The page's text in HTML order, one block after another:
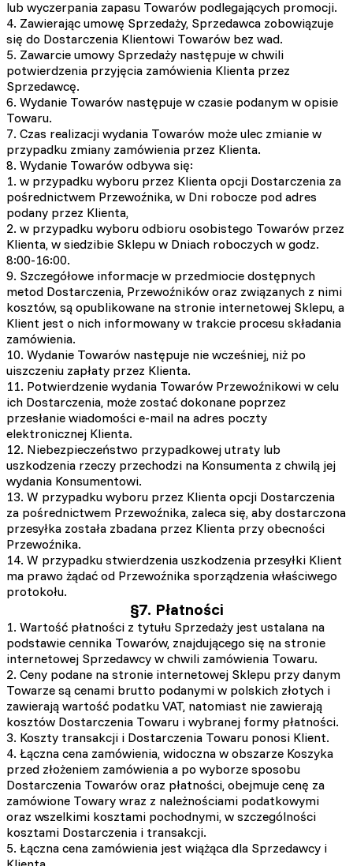
lub wyczerpania zapasu Towarów podlegających promocji.
4. Zawierając umowę Sprzedaży, Sprzedawca zobowiązuje
się do Dostarczenia Klientowi Towarów bez wad.
5. Zawarcie umowy Sprzedaży następuje w chwili
potwierdzenia przyjęcia zamówienia Klienta przez
Sprzedawcę.
6. Wydanie Towarów następuje w czasie podanym w opisie
Towaru.
7. Czas realizacji wydania Towarów może ulec zmianie w
przypadku zmiany zamówienia przez Klienta.
8. Wydanie Towarów odbywa się:
1. w przypadku wyboru przez Klienta opcji Dostarczenia za
pośrednictwem Przewoźnika, w Dni robocze pod adres
podany przez Klienta,
2. w przypadku wyboru odbioru osobistego Towarów przez
Klienta, w siedzibie Sklepu w Dniach roboczych w godz.
8:00-16:00.
9. Szczegółowe informacje w przedmiocie dostępnych
metod Dostarczenia, Przewoźników oraz związanych z nimi
kosztów, są opublikowane na stronie internetowej Sklepu, a
Klient jest o nich informowany w trakcie procesu składania
zamówienia.
10. Wydanie Towarów następuje nie wcześniej, niż po
uiszczeniu zapłaty przez Klienta.
11. Potwierdzenie wydania Towarów Przewoźnikowi w celu
ich Dostarczenia, może zostać dokonane poprzez
przesłanie wiadomości e-mail na adres poczty
elektronicznej Klienta.
12. Niebezpieczeństwo przypadkowej utraty lub
uszkodzenia rzeczy przechodzi na Konsumenta z chwilą jej
wydania Konsumentowi.
13. W przypadku wyboru przez Klienta opcji Dostarczenia
za pośrednictwem Przewoźnika, zaleca się, aby dostarczona
przesyłka została zbadana przez Klienta przy obecności
Przewoźnika.
14. W przypadku stwierdzenia uszkodzenia przesyłki Klient
ma prawo żądać od Przewoźnika sporządzenia właściwego
protokołu.
§7. Płatności
1. Wartość płatności z tytułu Sprzedaży jest ustalana na
podstawie cennika Towarów, znajdującego się na stronie
internetowej Sprzedawcy w chwili zamówienia Towaru.
2. Ceny podane na stronie internetowej Sklepu przy danym
Towarze są cenami brutto podanymi w polskich złotych i
zawierają wartość podatku VAT, natomiast nie zawierają
kosztów Dostarczenia Towaru i wybranej formy płatności.
3. Koszty transakcji i Dostarczenia Towaru ponosi Klient.
4. Łączna cena zamówienia, widoczna w obszarze Koszyka
przed złożeniem zamówienia a po wyborze sposobu
Dostarczenia Towarów oraz płatności, obejmuje cenę za
zamówione Towary wraz z należnościami podatkowymi
oraz wszelkimi kosztami pochodnymi, w szczególności
kosztami Dostarczenia i transakcji.
5. Łączna cena zamówienia jest wiążąca dla Sprzedawcy i